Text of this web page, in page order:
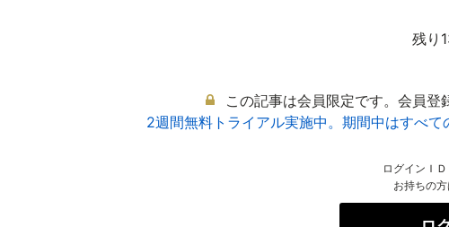
残り
この記事は会員限定です。会員登
2週間無料トライアル実施中。期間中はすべ
ログインＩ
お持ちの